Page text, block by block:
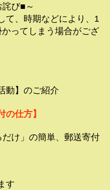
び■～
て、時期などにより、1
ってしまう場合がござ
動】のご紹介
の仕方】
け」の簡単、郵送寄付
す